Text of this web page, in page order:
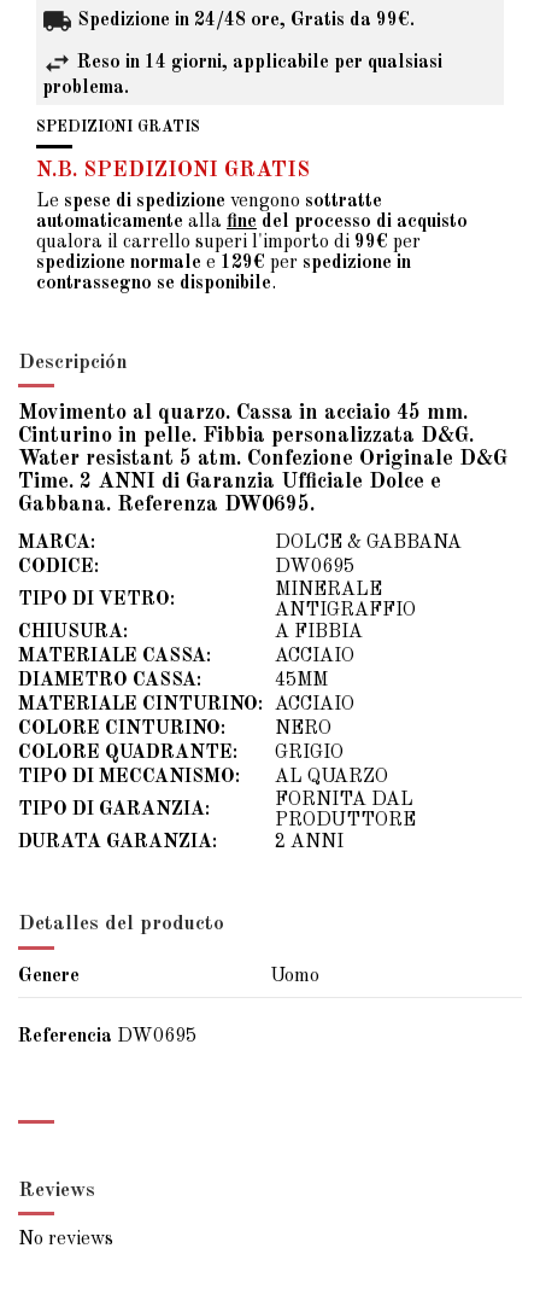
Spedizione in 24/48 ore, Gratis da 99€.
Reso in 14 giorni, applicabile per qualsiasi
problema.
SPEDIZIONI GRATIS
N.B. SPEDIZIONI GRATIS
Le spese di spedizione vengono sottratte
automaticamente alla fine del processo di acquisto
qualora il carrello superi l'importo di 99€ per
spedizione normale e 129€ per spedizione in
contrassegno se disponibile.
Descripción
Movimento al quarzo. Cassa in acciaio 45 mm.
Cinturino in pelle. Fibbia personalizzata D&G.
Water resistant 5 atm. Confezione Originale D&G
Time. 2 ANNI di Garanzia Ufficiale Dolce e
Gabbana. Referenza DW0695.
MARCA:
DOLCE & GABBANA
CODICE:
DW0695
TIPO DI VETRO:
MINERALE
ANTIGRAFFIO
CHIUSURA:
A FIBBIA
MATERIALE CASSA:
ACCIAIO
DIAMETRO CASSA:
45MM
MATERIALE CINTURINO:
ACCIAIO
COLORE CINTURINO:
NERO
COLORE QUADRANTE:
GRIGIO
TIPO DI MECCANISMO:
AL QUARZO
TIPO DI GARANZIA:
FORNITA DAL
PRODUTTORE
DURATA GARANZIA:
2 ANNI
Detalles del producto
Genere Uomo
Referencia DW0695
Reviews
No reviews